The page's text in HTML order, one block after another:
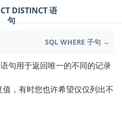
SQL WHERE 子句 →
DISTINCT 语
句
语句用于返回唯一的不同的记录
，有时您也许希望仅仅列出不